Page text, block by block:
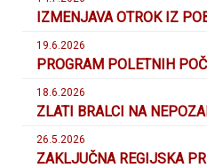
IZMENJAVA OTROK IZ
19.6.2026
PROGRAM POLETNIH
18.6.2026
ZLATI BRALCI NA
26.5.2026
ZAKLJUČNA REGIJSKA